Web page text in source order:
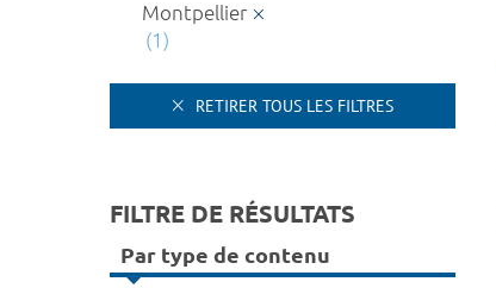
Montpellier
(1)
RETIRER TOUS LES FILTRES
FILTRE DE RÉSULTATS
Par type de contenu